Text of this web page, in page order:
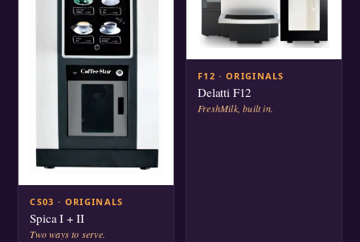
CS03 · ORIGINALS
Spica I + II
Two ways to serve.
F12 · ORIGINALS
Delatti F12
FreshMilk, built in.